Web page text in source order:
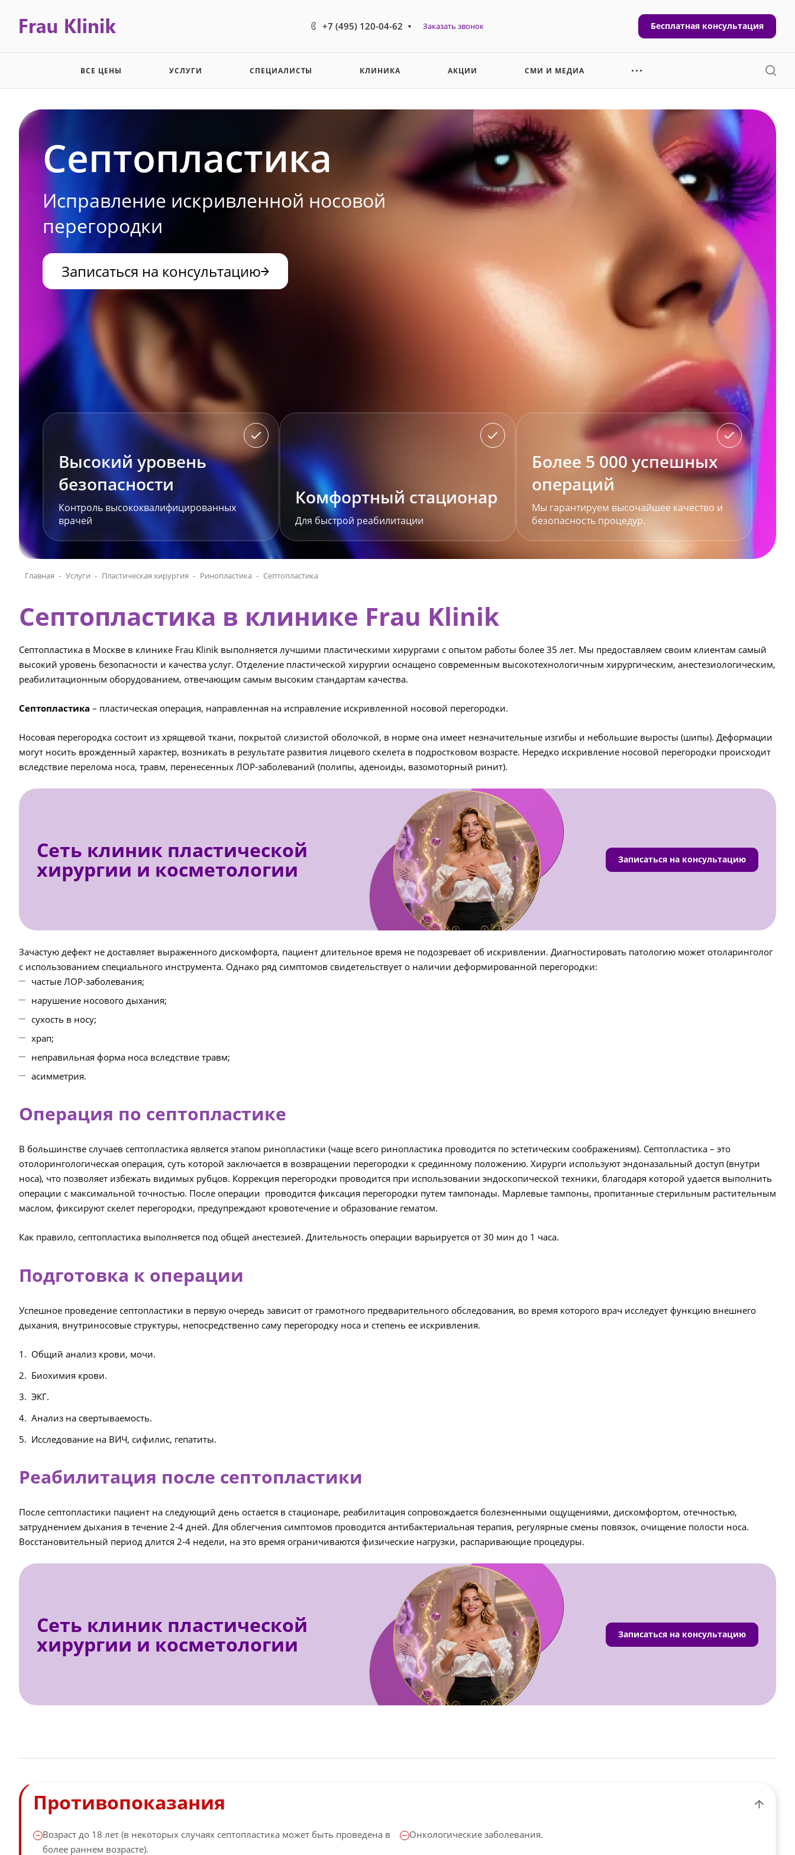
+7 (495) 120-04-62 Заказать звонок Бесплатная консультация
ВСЕ ЦЕНЫ УСЛУГИ СПЕЦИАЛИСТЫ КЛИНИКА АКЦИИ СМИ И МЕДИА
Септопластика
Исправление искривленной носовой
перегородки
Записаться на консультацию
Высокий уровень
безопасности
Контроль высококвалифицированных
врачей
Комфортный стационар
Для быстрой реабилитации
Более 5 000 успешных
операций
Мы гарантируем высочайшее качество и
безопасность процедур.
Главная Услуги Пластическая хирургия Ринопластика Септопластика
Септопластика в клинике Frau Klinik
Септопластика в Москве в клинике Frau Klinik выполняется лучшими пластическими хирургами с опытом работы более 35 лет. Мы предоставляем своим клиентам самый
высокий уровень безопасности и качества услуг. Отделение пластической хирургии оснащено современным высокотехнологичным хирургическим, анестезиологическим,
реабилитационным оборудованием, отвечающим самым высоким стандартам качества.
Септопластика – пластическая операция, направленная на исправление искривленной носовой перегородки.
Носовая перегородка состоит из хрящевой ткани, покрытой слизистой оболочкой, в норме она имеет незначительные изгибы и небольшие выросты (шипы). Деформации
могут носить врожденный характер, возникать в результате развития лицевого скелета в подростковом возрасте. Нередко искривление носовой перегородки происходит
вследствие перелома носа, травм, перенесенных ЛОР-заболеваний (полипы, аденоиды, вазомоторный ринит).
Сеть клиник пластической
хирургии и косметологии Записаться на консультацию
Зачастую дефект не доставляет выраженного дискомфорта, пациент длительное время не подозревает об искривлении. Диагностировать патологию может отоларинголог
с использованием специального инструмента. Однако ряд симптомов свидетельствует о наличии деформированной перегородки:
частые ЛОР-заболевания;
нарушение носового дыхания;
сухость в носу;
храп;
неправильная форма носа вследствие травм;
асимметрия.
Операция по септопластике
В большинстве случаев септопластика является этапом ринопластики (чаще всего ринопластика проводится по эстетическим соображениям). Септопластика – это
отолорингологическая операция, суть которой заключается в возвращении перегородки к срединному положению. Хирурги используют эндоназальный доступ (внутри
носа), что позволяет избежать видимых рубцов. Коррекция перегородки проводится при использовании эндоскопической техники, благодаря которой удается выполнить
операции с максимальной точностью. После операции проводится фиксация перегородки путем тампонады. Марлевые тампоны, пропитанные стерильным растительным
маслом, фиксируют скелет перегородки, предупреждают кровотечение и образование гематом.
Как правило, септопластика выполняется под общей анестезией. Длительность операции варьируется от 30 мин до 1 часа.
Подготовка к операции
Успешное проведение септопластики в первую очередь зависит от грамотного предварительного обследования, во время которого врач исследует функцию внешнего
дыхания, внутриносовые структуры, непосредственно саму перегородку носа и степень ее искривления.
Общий анализ крови, мочи.
Биохимия крови.
ЭКГ.
Анализ на свертываемость.
Исследование на ВИЧ, сифилис, гепатиты.
Реабилитация после септопластики
После септопластики пациент на следующий день остается в стационаре, реабилитация сопровождается болезненными ощущениями, дискомфортом, отечностью,
затруднением дыхания в течение 2-4 дней. Для облегчения симптомов проводится антибактериальная терапия, регулярные смены повязок, очищение полости носа.
Восстановительный период длится 2-4 недели, на это время ограничиваются физические нагрузки, распаривающие процедуры.
Сеть клиник пластической
хирургии и косметологии Записаться на консультацию
Противопоказания
Возраст до 18 лет (в некоторых случаях септопластика может быть проведена в
более раннем возрасте).
Онкологические заболевания.